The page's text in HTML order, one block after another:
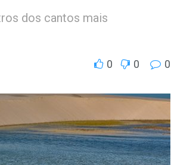
dos cantos mais
0 0 0